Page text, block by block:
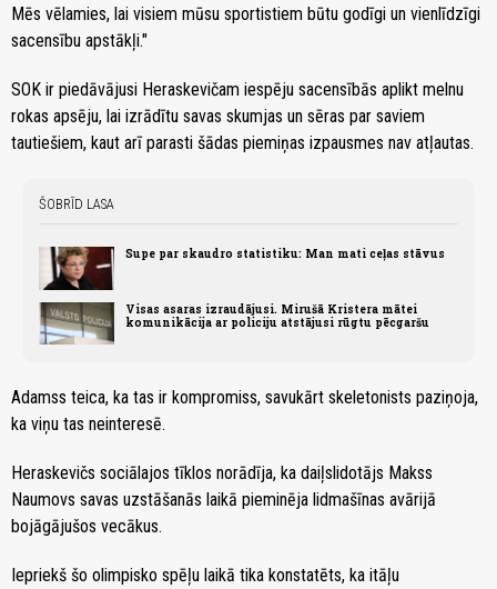
Mēs vēlamies, lai visiem mūsu sportistiem būtu godīgi un vienlīdzīgi
sacensību apstākļi."
SOK ir piedāvājusi Heraskevičam iespēju sacensībās aplikt melnu
rokas apsēju, lai izrādītu savas skumjas un sēras par saviem
tautiešiem, kaut arī parasti šādas piemiņas izpausmes nav atļautas.
ŠOBRĪD LASA
Supe par skaudro statistiku: Man mati ceļas stāvus
Visas asaras izraudājusi. Mirušā Kristera mātei
komunikācija ar policiju atstājusi rūgtu pēcgaršu
Adamss teica, ka tas ir kompromiss, savukārt skeletonists paziņoja,
ka viņu tas neinteresē.
Heraskevičs sociālajos tīklos norādīja, ka daiļslidotājs Makss
Naumovs savas uzstāšanās laikā pieminēja lidmašīnas avārijā
bojāgājušos vecākus.
Iepriekš šo olimpisko spēļu laikā tika konstatēts, ka itāļu